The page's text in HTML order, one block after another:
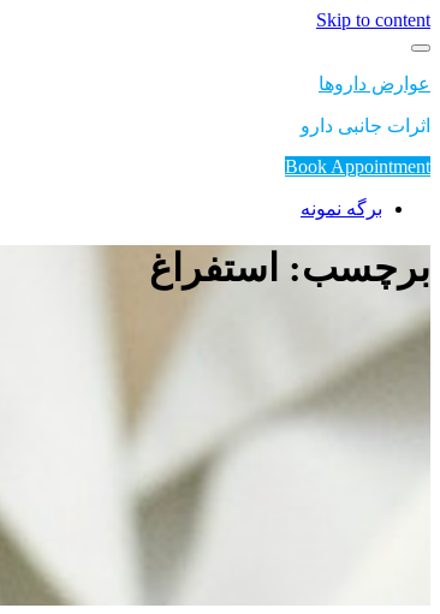
Skip to content
عوارض داروها
اثرات جانبی دارو
Book Appointment
برگه نمونه
برچسب: استفراغ